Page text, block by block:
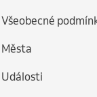
Všeobecné
Města
Události